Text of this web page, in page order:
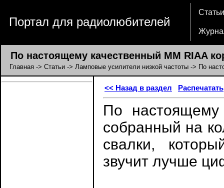
Портал для радиолюбителей
Статьи
По настоящему качественный MM RIAA
Главная -> Статьи -> Ламповые усилители низкой частоты -> По
<< Назад в раздел Распечатать
По настоящему
собранный на
свалки,
звучит лучше